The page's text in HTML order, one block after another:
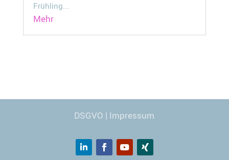
Frühling...
Mehr
DSGVO | Impressum